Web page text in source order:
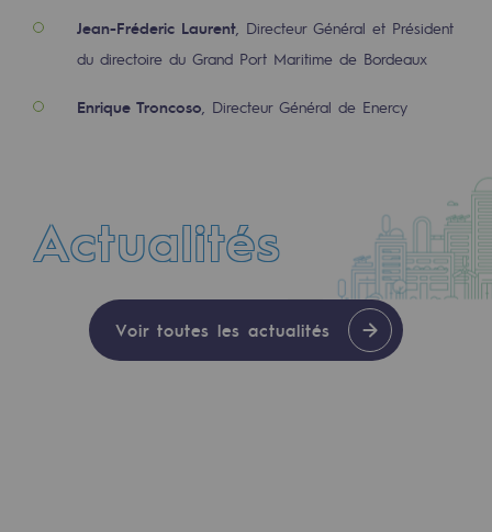
Territorial
Territorial
Engagements auprès des territoires
Notre investissement dans les
Inclusion
Mixité et égalité Femme-Homme
Jean-Fréderic Laurent , Directeur Général et Président
du directoire du Grand Port Maritime de Bordeaux
Enrique Troncoso , Directeur Général de Enercy
Actualités
30 JUIL. 2026
Avec l’entrée d’Enagás à son capital,
Voir toutes les actualités